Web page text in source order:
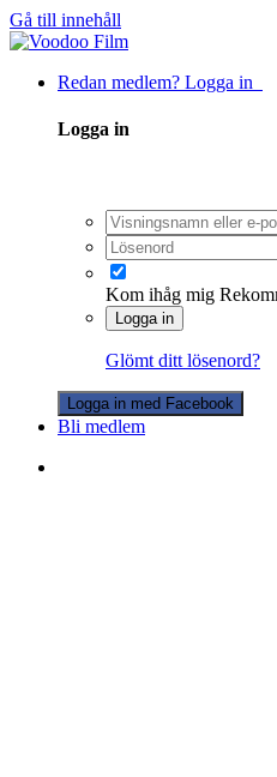
Gå till innehåll
Redan medlem? Logga in
Logga in
Kom ihåg mig
Logga in
Glömt ditt lösenord?
Logga in med Facebook
Bli medlem